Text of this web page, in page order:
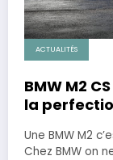
ACTUALITÉS
BMW M2
la
Une BMW M2
Chez BMW on